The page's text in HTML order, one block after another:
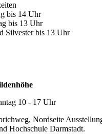
bis 14 Uhr
bis 13 Uhr
Silvester bis 13 Uhr
10 - 17 Uhr
Nordseite
Hochschule Darmstadt.